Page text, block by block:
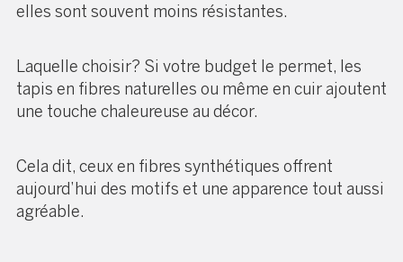
elles sont souvent moins résistantes.
Laquelle choisir? Si votre budget le permet, les
tapis en fibres naturelles ou même en cuir ajoutent
une touche chaleureuse au décor.
Cela dit, ceux en fibres synthétiques offrent
aujourd’hui des motifs et une apparence tout aussi
agréable.